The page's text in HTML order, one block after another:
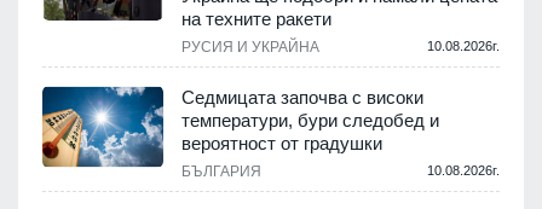
на техните ракети
РУСИЯ И УКРАЙНА 10.08.2026г.
Седмицата започва с високи
температури, бури следобед и
вероятност от градушки
БЪЛГАРИЯ 10.08.2026г.